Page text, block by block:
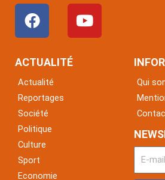
F
a
c
e
o
o
k
Y
o
u
ACTUALITÉ
Actualité
Reportages
Société
Politique
Culture
Sport
Economie
Qui